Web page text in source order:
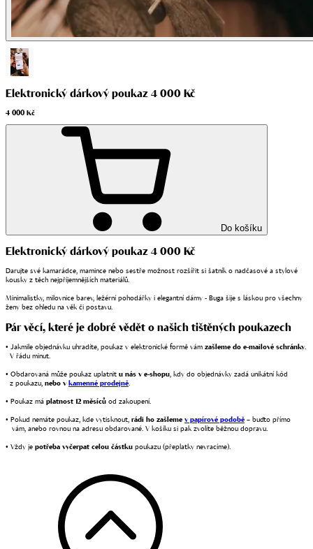
Elektronický dárkový poukaz 4 000 Kč
4 000 Kč
Do košíku
Elektronický dárkový poukaz 4 000 Kč
Darujte své kamarádce, mamince nebo sestře možnost rozšířit si šatník o nadčasové a stylové
kousky z těch nejpříjemnějších materiálů.
Minimalistky, milovnice barev, ležérní pohodářky i elegantní dámy - Buga šije s láskou pro všechny
ženy bez ohledu na věk či postavu.
Pár věcí, které je dobré vědět o našich tištěných poukazech
• Jakmile objednávku uhradíte, poukaz v elektronické formě vám zašleme do e-mailové schránky.
V řádu minut.
• Obdarovaná může poukaz uplatnit u nás v e-shopu, kdy do objednávky zadá unikátní kód
z poukazu, nebo vkamenné prodejně.
• Poukaz má platnost 12 měsíců od zakoupení.
• Pokud nemáte poukaz, kde vytisknout, rádi ho zašleme v papírové podobě – buďto přímo
vám, anebo rovnou na adresu obdarované. V košíku si pak zvolíte běžnou dopravu.
• Vždy je potřeba vyčerpat celou částku poukazu (přeplatky nevracíme).